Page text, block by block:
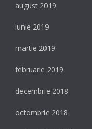
august 2019
iunie 2019
martie 2019
februarie 2019
decembrie 2018
octombrie 2018